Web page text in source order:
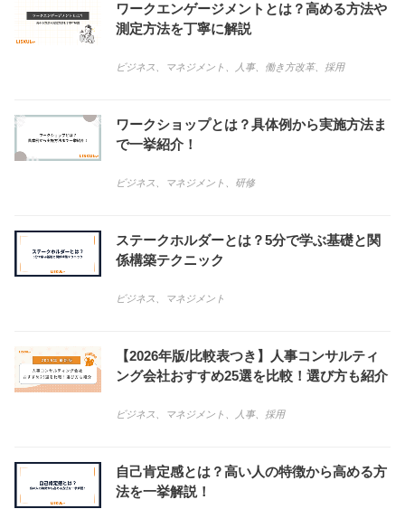
ワークエンゲージメントとは？高める方法や
測定方法を丁寧に解説
ビジネス マネジメント 人事、 働き方改革、 採用
ワークショップとは？具体例から実施方法ま
で一挙紹介！
ビジネス マネジメント 研修
ステークホルダーとは？5分で学ぶ基礎と関
係構築テクニック
ビジネス マネジメント
【2026年版/比較表つき】人事コンサルティ
ング会社おすすめ25選を比較！選び方も紹介
ビジネス マネジメント 人事、 採用
自己肯定感とは？高い人の特徴から高める方
法を一挙解説！